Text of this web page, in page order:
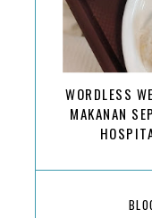
WORDLESS
MAKANAN